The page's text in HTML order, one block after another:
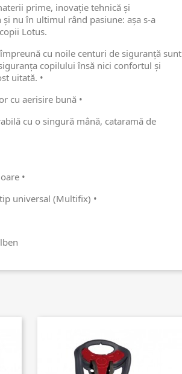
prime, inovaţie tehnică și
nu în ultimul rând pasiune: așa s-a
Lotus.
cu noile centuri de siguranţă sunt
copilului însă nici confortul și
uitată. •
cu aerisire bună •
cu o singură mână, cataramă de
•
universal (Multifix) •